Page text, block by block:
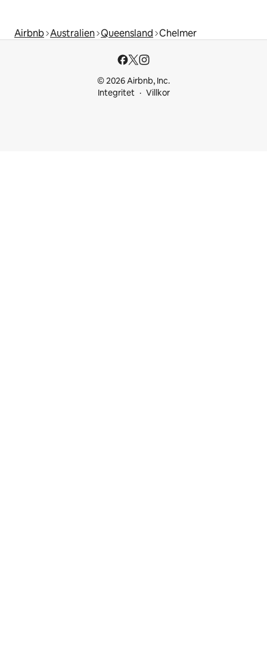
Airbnb Australien Queensland Chelmer
© 2026 Airbnb, Inc.
Integritet
Villkor